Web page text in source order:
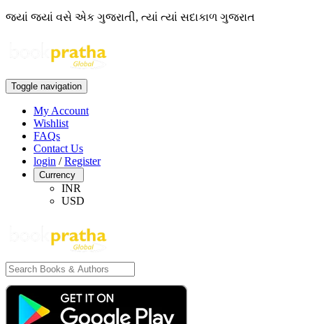
જ્યાં જ્યાં વસે એક ગુજરાતી, ત્યાં ત્યાં સદાકાળ ગુજરાત
Toggle navigation
My Account
Wishlist
FAQs
Contact Us
login /Register
Currency
INR
USD